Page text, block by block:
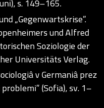
„Gegenwartskrise”.
und Alfred
Soziologie der
Universitäts Verlag.
v Germaniâ prez
(Sofia), sv. 1–